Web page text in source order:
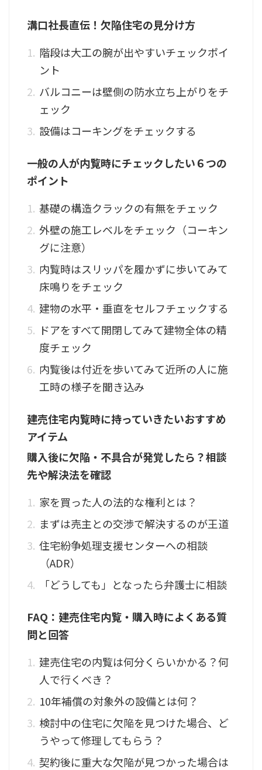
溝口社長直伝！欠陥住宅の見分け方
階段は大工の腕が出やすいチェックポイ
ント
バルコニーは壁側の防水立ち上がりをチ
ェック
設備はコーキングをチェックする
一般の人が内覧時にチェックしたい６つの
ポイント
基礎の構造クラックの有無をチェック
外壁の施工レベルをチェック（コーキン
グに注意）
内覧時はスリッパを履かずに歩いてみて
床鳴りをチェック
建物の水平・垂直をセルフチェックする
ドアをすべて開閉してみて建物全体の精
度チェック
内覧後は付近を歩いてみて近所の人に施
工時の様子を聞き込み
建売住宅内覧時に持っていきたいおすすめ
アイテム
購入後に欠陥・不具合が発覚したら？相談
先や解決法を確認
家を買った人の法的な権利とは？
まずは売主との交渉で解決するのが王道
住宅紛争処理支援センターへの相談
（ADR）
「どうしても」となったら弁護士に相談
FAQ：建売住宅内覧・購入時によくある質
問と回答
建売住宅の内覧は何分くらいかかる？何
人で行くべき？
10年補償の対象外の設備とは何？
検討中の住宅に欠陥を見つけた場合、ど
うやって修理してもらう？
契約後に重大な欠陥が見つかった場合は